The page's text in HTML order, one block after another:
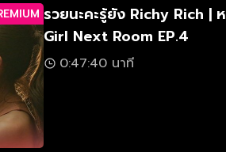
รวยนะคะรู้ยัง Richy Rich |
Girl Next Room EP.4
0:47:40 นาที